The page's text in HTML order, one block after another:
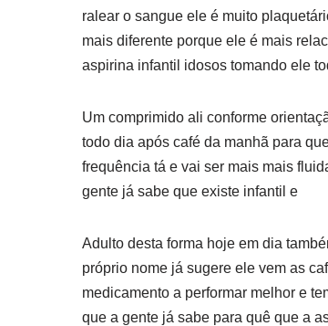
ralear o sangue ele é muito
mais diferente porque ele é mais
aspirina infantil idosos tomando ele
Um comprimido ali conforme
todo dia após café da manhã para
frequência tá e vai ser mais mais
gente já sabe que existe infantil e
Adulto desta forma hoje em dia
próprio nome já sugere ele vem as
medicamento a performar melhor e
que a gente já sabe para quê que a